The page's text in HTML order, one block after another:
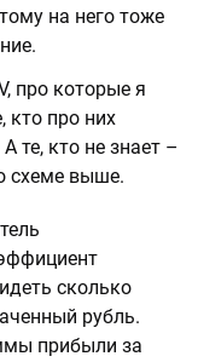
на него тоже
про которые я
кто про них
те, кто не знает –
схеме выше.
сколько
рубль.
прибыли за